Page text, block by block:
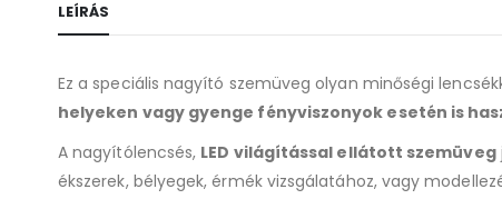
LEÍRÁS
Ez a speciális nagyító szemüveg olyan minőségi
helyeken vagy gyenge fényviszonyok esetén is
A nagyítólencsés, LED világítással ellátott szemüveg
ékszerek, bélyegek, érmék vizsgálatához, vagy